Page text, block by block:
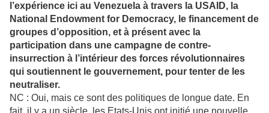
l’expérience ici au Venezuela à travers la USAID, la
National Endowment for Democracy, le financement de
groupes d’opposition, et à présent avec la
participation dans une campagne de contre-
insurrection à l’intérieur des forces révolutionnaires
qui soutiennent le gouvernement, pour tenter de les
neutraliser.
NC : Oui, mais ce sont des politiques de longue date. En